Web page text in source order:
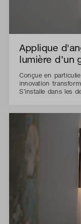
Applique
lumière d’un
Conçue en
innovation
S’installe dans les